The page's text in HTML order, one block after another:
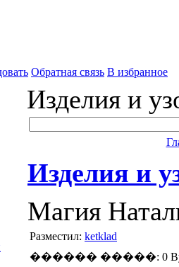
Обратная связь В избранное
Изделия и
Изделия и
Магия
Разместил: ketklad
������ �����: 0